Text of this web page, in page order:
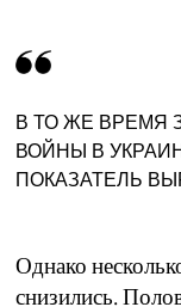
В ТО ЖЕ ВРЕМЯ
ВОЙНЫ В
ПОКАЗАТЕЛЬ
Однако
снизились.